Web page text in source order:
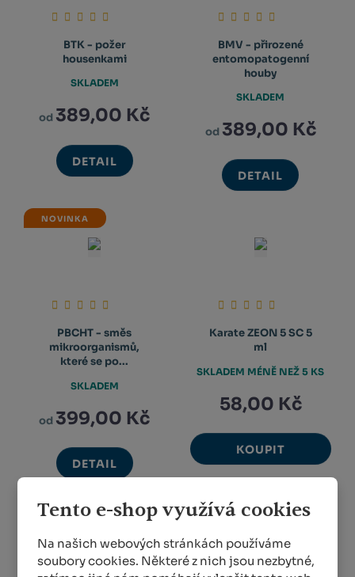
Tento e-shop využívá cookies
Na našich webových stránkách používáme
soubory cookies. Některé z nich jsou nezbytné,
BTK - požer
housenkami
od 389,00 Kč
DETAIL
SKLADEM
BMV - přirozené
entomopatogenní
houby
od 389,00 Kč
DETAIL
SKLADEM
NOVINKA
PBCHT - směs
mikroorganismů,
které se po...
od 399,00 Kč
DETAIL
SKLADEM
Karate ZEON 5 SC 5
ml
58,00 Kč
KOUPIT
SKLADEM MÉNĚ NEŽ 5 KS
6 ...